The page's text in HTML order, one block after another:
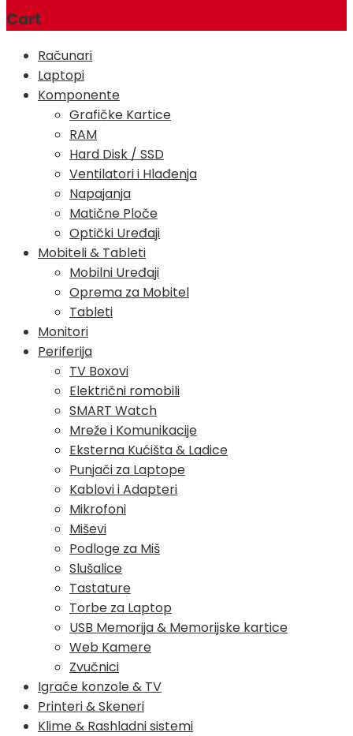
Cart
Računari
Laptopi
Komponente
Grafičke Kartice
RAM
Hard Disk / SSD
Ventilatori i Hlađenja
Napajanja
Matične Ploče
Optički Uređaji
Mobiteli & Tableti
Mobilni Uređaji
Oprema za Mobitel
Tableti
Monitori
Periferija
TV Boxovi
Električni romobili
SMART Watch
Mreže i Komunikacije
Eksterna Kućišta & Ladice
Punjači za Laptope
Kablovi i Adapteri
Mikrofoni
Miševi
Podloge za Miš
Slušalice
Tastature
Torbe za Laptop
USB Memorija & Memorijske kartice
Web Kamere
Zvučnici
Igraće konzole & TV
Printeri & Skeneri
Klime & Rashladni sistemi